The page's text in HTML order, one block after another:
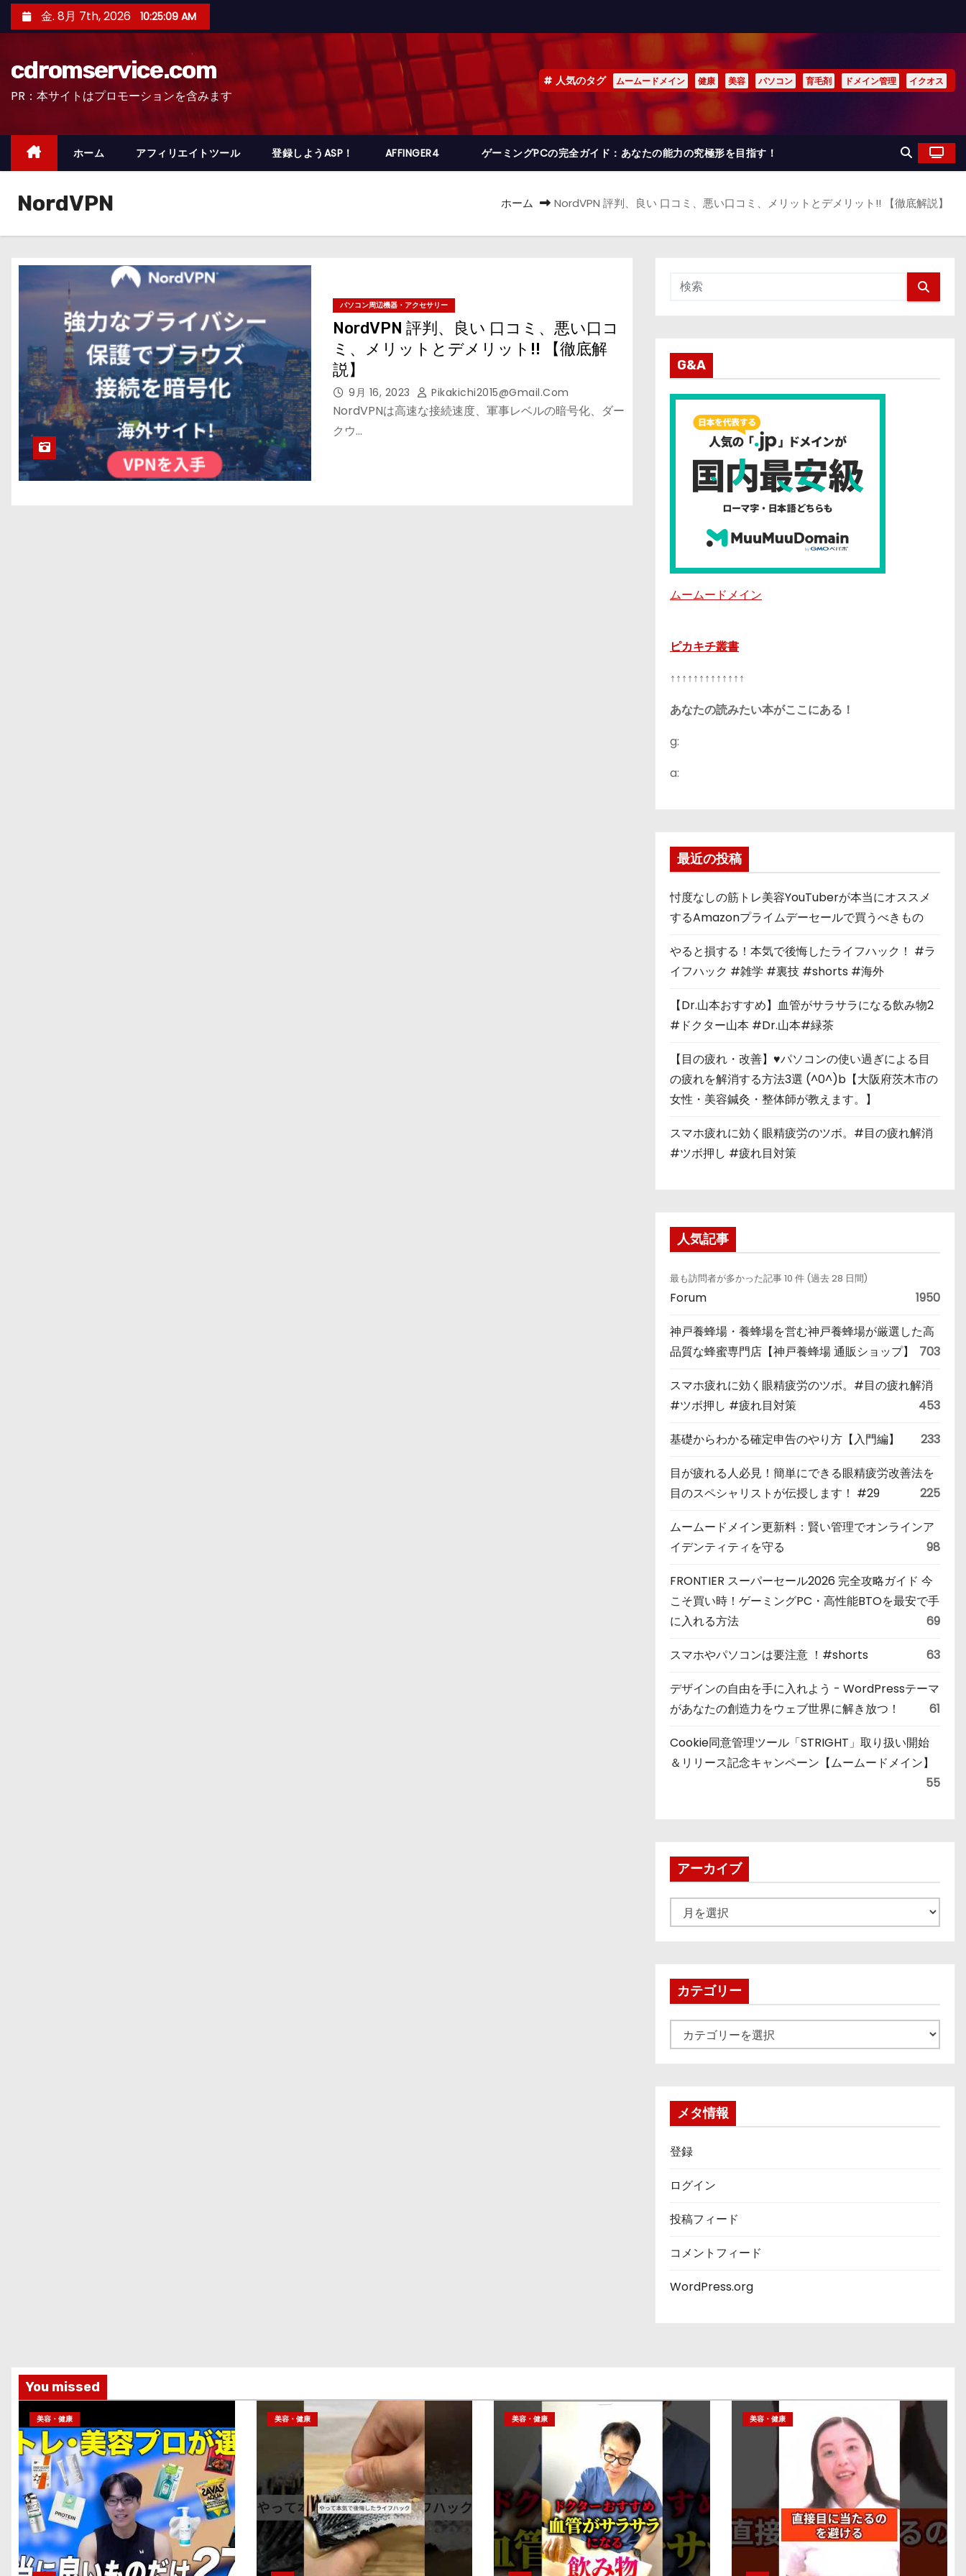
ン
ッ
金. 8月 7th, 2026 10:25:10 AM
cdromservice.com
PR：本サイトはプロモーションを含みます
人気のタグ ムームードメイン 健康 美容 パソコン 育毛剤 ドメイン管理 イクオス
ホーム アフィリエイトツール 登録しようASP！ AFFINGER4 ゲーミングPCの完全ガイド：あなたの能力の究極形を目指す！
NordVPN ホーム NordVPN 評判、良い 口コミ、悪い口コミ、メリットとデメリット!! 【徹底解説】
パソコン周辺機器・アクセサリー
NordVPN 評判、良い 口コミ、悪い口コ
ミ、メリットとデメリット!! 【徹底解
説】
9月 16, 2023 Pikakichi2015@gmail.com
NordVPNは高速な接続速度、軍事レベルの暗号化、ダー
クウ…
G&A
ムームードメイン
ピカキチ叢書
↑↑↑↑↑↑↑↑↑↑↑↑↑
あなたの読みたい本がここにある！
g:
a:
最近の投稿
忖度なしの筋トレ美容YouTuberが本当にオススメ
するAmazonプライムデーセールで買うべきもの
やると損する！本気で後悔したライフハック！ #ラ
イフハック #雑学 #裏技 #shorts #海外
【Dr.山本おすすめ】血管がサラサラになる飲み物2
#ドクター山本 #Dr.山本#緑茶
【目の疲れ・改善】♥パソコンの使い過ぎによる目
の疲れを解消する方法3選 (^0^)b【大阪府茨木市の
女性・美容鍼灸・整体師が教えます。】
スマホ疲れに効く眼精疲労のツボ。#目の疲れ解消
#ツボ押し #疲れ目対策
人気記事
最も訪問者が多かった記事 10 件 (過去 28 日間)
Forum 1950
神戸養蜂場・養蜂場を営む神戸養蜂場が厳選した高
品質な蜂蜜専門店【神戸養蜂場 通販ショップ】
703
スマホ疲れに効く眼精疲労のツボ。#目の疲れ解消
#ツボ押し #疲れ目対策
453
基礎からわかる確定申告のやり方【入門編】 233
目が疲れる人必見！簡単にできる眼精疲労改善法を
目のスペシャリストが伝授します！ #29
225
ムームードメイン更新料：賢い管理でオンラインア
イデンティティを守る
98
FRONTIER スーパーセール2026 完全攻略ガイド 今
こそ買い時！ゲーミングPC・高性能BTOを最安で手
に入れる方法
69
スマホやパソコンは要注意 ！#shorts 63
デザインの自由を手に入れよう - WordPressテーマ
があなたの創造力をウェブ世界に解き放つ！
61
Cookie同意管理ツール「STRIGHT」取り扱い開始
＆リリース記念キャンペーン【ムームードメイン】
55
アーカイブ
ー
ブカテゴリー
テ
メタ情報
登録
ログイン
投稿フィード
コメントフィード
WordPress.org
You missed
美容・健康 美容・健康 美容・健康 美容・健康